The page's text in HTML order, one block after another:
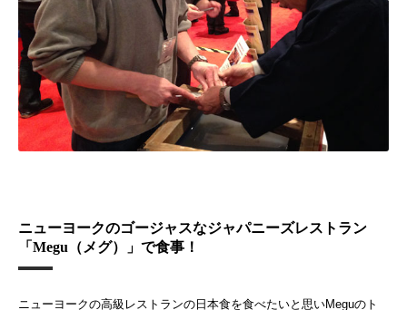
ニューヨークのゴージャスなジャパニーズレストラン
「Megu（メグ）」で食事！
ニューヨークの高級レストランの日本食を食べたいと思いMeguのト